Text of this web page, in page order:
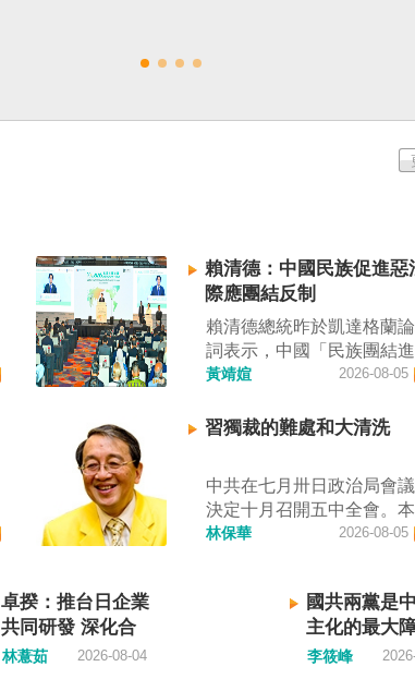
賴清德：中國民族促進惡
際應團結反制
賴清德總統昨於凱達格蘭
詞表示，中國「民族團結
進法」對各國人民進行政
者田裕華攝） 中國七月一
詞表示，中國的「民促法」
侵害台灣主權，更透過跨
壓，對世界各國人民進行
應該團結反制的惡法；台
接受統戰滲透和紅色恐怖
坐視中國將壓迫黑手伸進台
或任何自由國家與地區。
黃靖媗 2026-08-05
習獨裁的難處和大清洗
中共在七月卅日政治局會議
決定十月召開五中全會。
為在七月上海的AI全球大
一段話，往常喜歡用的「
不見了，改為「加快、加強
從奇技淫巧改為「適應不
林保華 2026-08-05
卓揆：推台日企業
共同研發 深化合
作
林薏茹 2026-08-04
國共兩黨是
主化的最大
李筱峰